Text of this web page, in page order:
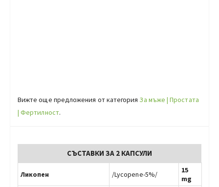
Вижте още предложения от категория За мъже | Простата
| Фертилност.
СЪСТАВКИ ЗА 2 КАПСУЛИ
Ликопен /Lycopene-5%/
15
mg